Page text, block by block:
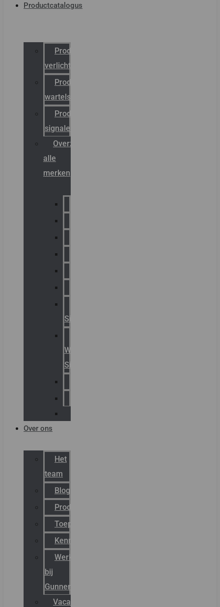
Productcatalogus
Productcatalogus
verlichting
Productcatalogus
wartels
Productcatalogus
signalering
Overzicht
alle
merken
Signaling
Warning
Signals
Over ons
Het
team
Blog
Productnieuws
Toepassingen
Kenniscentrum
Werken
bij
Gunneman
Vacatures